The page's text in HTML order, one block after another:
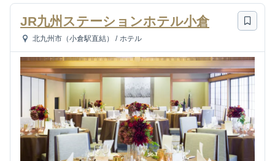
JR九州ステーションホテル小倉
北九州市（小倉駅直結） / ホテル